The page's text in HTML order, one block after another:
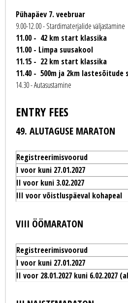
Pühapäev 7. veebruar
9.00-12.00 - Stardimaterjalide väljastamine
11.00 - 42 km start klassika
11.00 - Limpa suusakool
11.15 - 22 km start klassika
11.40 - 500m ja 2km
14.30 - Autasustamine
ENTRY FEES
49. ALUTAGUSE MARATON
Registreerimisvoorud
I voor kuni 27.01.2027
II voor kuni 3.02.2027
III voor võistluspäeval kohapeal
VIII ÖÖMARATON
Registreerimisvoorud
I voor kuni 27.01.2027
II voor 28.01.2027 kuni 6.02.2027